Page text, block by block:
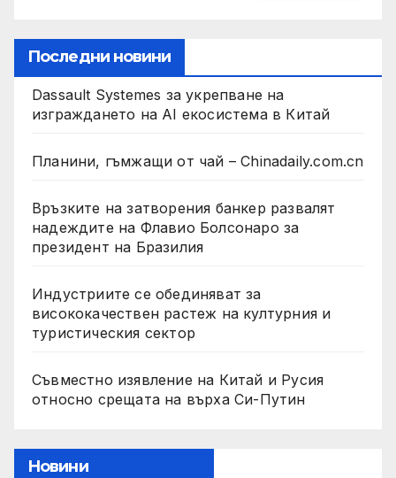
Последни новини
Dassault Systemes за укрепване на
изграждането на AI екосистема в Китай
Планини, гъмжащи от чай – Chinadaily.com.cn
Връзките на затворения банкер развалят
надеждите на Флавио Болсонаро за
президент на Бразилия
Индустриите се обединяват за
висококачествен растеж на културния и
туристическия сектор
Съвместно изявление на Китай и Русия
относно срещата на върха Си-Путин
Новини